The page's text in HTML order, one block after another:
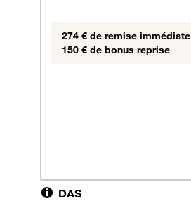
274 € de remise immédiate
150 € de bonus reprise
DAS